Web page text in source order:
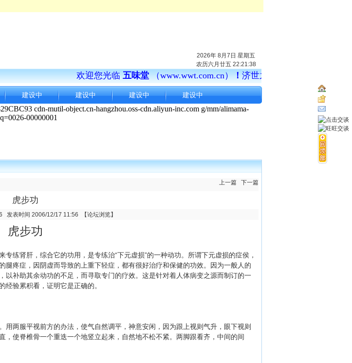
2026年 8月7日 星期五
农历六月廿五 22:21:38
欢迎您光临五味堂（www.wwt.com.cn）！济世之道，莫先于医；疗病
建设中 建设中 建设中 建设中
上一篇 下一篇
虎步功
发表时间 2006/12/17 11:56 【论坛浏览】
虎步功
肾肝，综合它的功用，是专练治“下元虚损”的一种动功。所谓下元虚损的症侯，
疼症，因阴虚而导致的上重下轻症，都有很好治疗和保健的功效。因为一般人的
补助其余动功的不足，而寻取专门的疗效。这是针对着人体病变之源而制订的一
验累积看，证明它是正确的。
两服平视前方的办法，使气自然调平，神意安闲，因为跟上视则气升，眼下视则
使脊椎骨一个重迭一个地竖立起来，自然地不松不紧。两脚跟看齐，中间的间